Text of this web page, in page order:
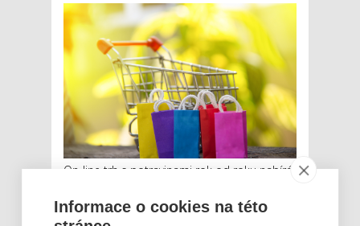
On-line trh s potravinami rok od roku nabírá
je stále doménou především velkých měst,
jeho význam už však registrují i menší
Informace o cookies na této